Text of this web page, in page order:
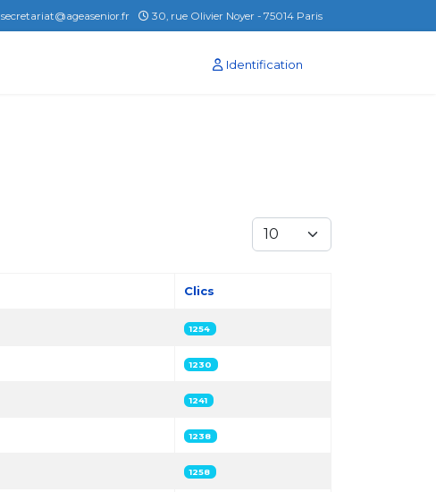
secretariat@ageasenior.fr 30, rue Olivier Noyer - 75014 Paris
Identification
Afficher #
Clics
1254
1230
1241
1238
1258